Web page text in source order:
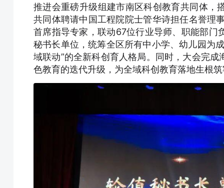
推进会重磅升级组建市南区科创教育共同体，
共同体聘请中国工程院院士管华诗担任名誉理
首席指导专家，联动67位行业导师、职能部门
秘书长单位，统筹全区所有中小学、幼儿园为
域联动”的全新科创育人格局。同时，大会完
色教育的迭代升级，为全域科创教育落地生根